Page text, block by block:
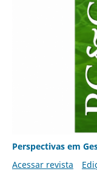
Perspectivas em
Acessar revista